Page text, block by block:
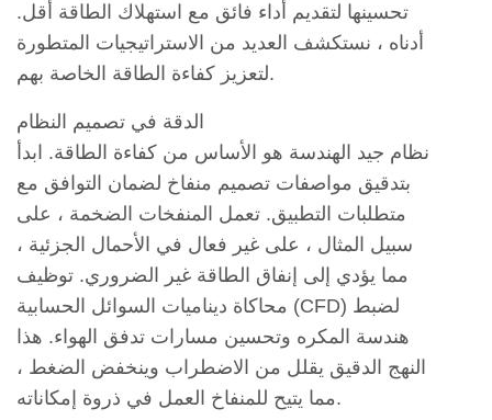
تحسينها لتقديم أداء فائق مع استهلاك الطاقة أقل.
أدناه ، نستكشف العديد من الاستراتيجيات المتطورة
لتعزيز كفاءة الطاقة الخاصة بهم.
الدقة في تصميم النظام
نظام جيد الهندسة هو الأساس من كفاءة الطاقة. ابدأ
بتدقيق مواصفات تصميم منفاخ لضمان التوافق مع
متطلبات التطبيق. تعمل المنفخات الضخمة ، على
سبيل المثال ، على غير فعال في الأحمال الجزئية ،
مما يؤدي إلى إنفاق الطاقة غير الضروري. توظيف
محاكاة ديناميات السوائل الحسابية (CFD) لضبط
هندسة المكره وتحسين مسارات تدفق الهواء. هذا
النهج الدقيق يقلل من الاضطراب وينخفض ​​الضغط ،
مما يتيح للمنفاخ العمل في ذروة إمكاناته.